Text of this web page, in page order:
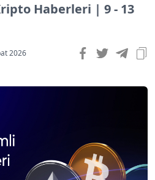
Haberleri | 9 - 13
2026